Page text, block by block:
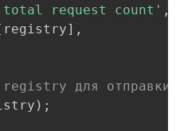
total request count' ,
registry] ,
для отправки
) ;